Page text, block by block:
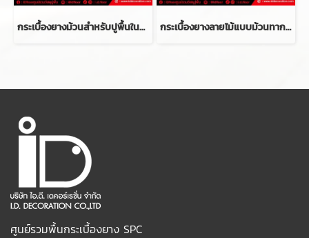
กระเบื้องยางม้วนสำหรับปูพื้นในห้องน้ำแบบทากาว รุ่น BNR-BNF ความหนา 3.5 mm. กระเบื้องยางลายไม้แบบม้วนทากาว รุ่น KR-5 SERIES ความหนา 5 mm.
ศูนย์รวมพื้นกระเบื้องยาง SPC